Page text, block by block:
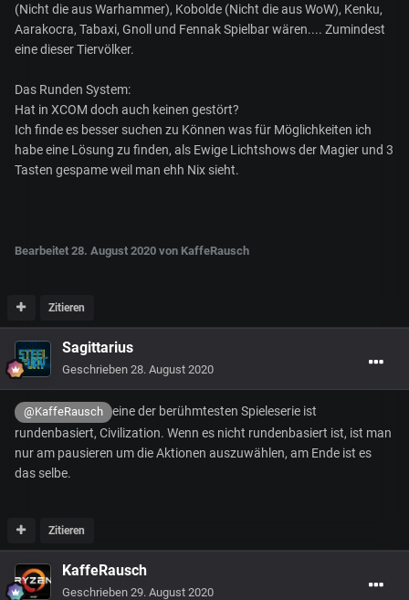
(Nicht die aus Warhammer), Kobolde (Nicht die aus WoW), Kenku,
Aarakocra, Tabaxi, Gnoll und Fennak Spielbar wären.... Zumindest
eine dieser Tiervölker.
Das Runden System:
Hat in XCOM doch auch keinen gestört?
Ich finde es besser suchen zu Können was für Möglichkeiten ich
habe eine Lösung zu finden, als Ewige Lichtshows der Magier und 3
Tasten gespame weil man ehh Nix sieht.
Bearbeitet 28. August 2020 von KaffeRausch
Zitieren
Sagittarius
Geschrieben 28. August 2020
@KaffeRausch
eine der berühmtesten Spieleserie ist
rundenbasiert, Civilization. Wenn es nicht rundenbasiert ist, ist man
nur am pausieren um die Aktionen auszuwählen, am Ende ist es
das selbe.
Zitieren
KaffeRausch
Geschrieben 29. August 2020